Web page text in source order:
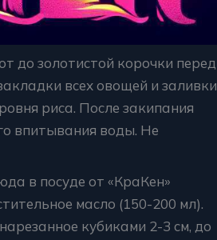
до золотистой корочки перед
всех овощей и заливки
риса. После закипания
впитывания воды. Не
в посуде от «КраКен»
масло (150-200 мл).
кубиками 2-3 см, до